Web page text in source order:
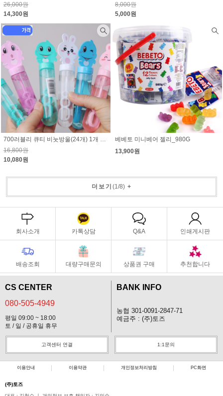
26,000원
14,300원
8,000원
5,000원
700러블리 큐티 비눗방울(24개) 1개 420원
16,800원
10,080원
베베토 미니베어 젤리_980G
13,900원
더보기 (1/8)+
회사소개 카톡상담 Q&A 인쇄게시판
배송조회 대량구매문의 상품권 구매 추천합니다
CS CENTER
080-505-4949
평일 09:00 ~ 18:00
토 / 일 / 공휴일 휴무
BANK INFO
농협 301-0091-2847-71
예금주 : (주)토즈
고객센터 연결 1:1문의
이용안내 이용약관 개인정보처리방침 PC화면
(주)토즈